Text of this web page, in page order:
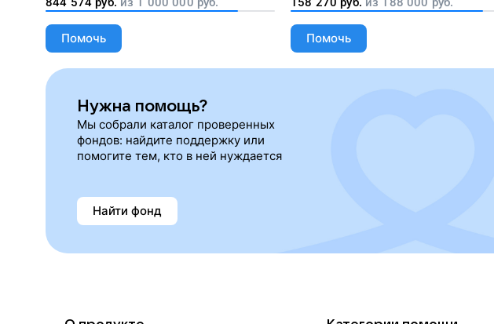
необходимости
Помочь Помочь
Нужна помощь?
Мы собрали каталог проверенных
фондов: найдите поддержку или
помогите тем, кто в ней нуждается
Найти фонд